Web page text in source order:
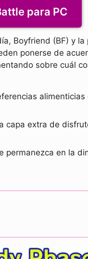
para PC
Boyfriend (BF) y la
ponerse de
sobre cuál
alimenticias
capa extra de
permanezca en la